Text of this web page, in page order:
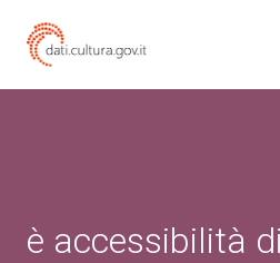
è accessibilità